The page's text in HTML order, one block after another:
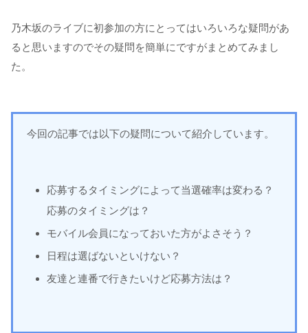
乃木坂のライブに初参加の方にとってはいろいろな疑問があ
ると思いますのでその疑問を簡単にですがまとめてみまし
た。
今回の記事では以下の疑問について紹介しています。
応募するタイミングによって当選確率は変わる？
応募のタイミングは？
モバイル会員になっておいた方がよさそう？
日程は選ばないといけない？
友達と連番で行きたいけど応募方法は？